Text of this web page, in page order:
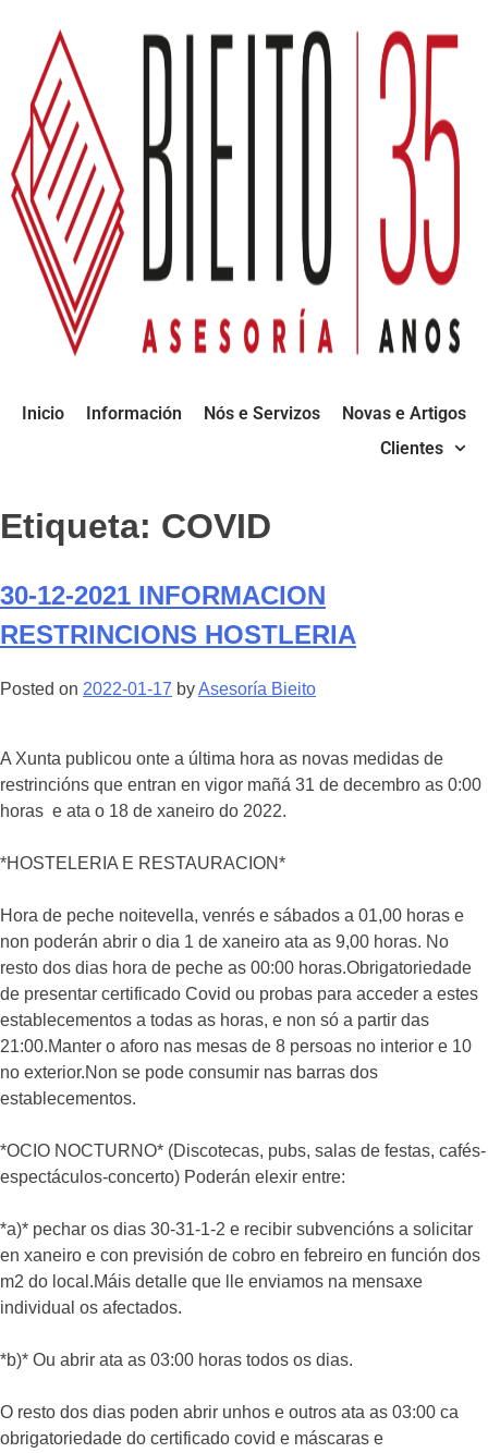
Inicio Información Nós e Servizos
Novas e Artigos
Clientes
Etiqueta: COVID
30-12-2021 INFORMACION
RESTRINCIONS HOSTLERIA
Posted on 2022-01-17 byAsesoría Bieito
A Xunta publicou onte a última hora as novas medidas de
restrincións que entran en vigor mañá 31 de decembro as 0:00
horas e ata o 18 de xaneiro do 2022.
*HOSTELERIA E RESTAURACION*
Hora de peche noitevella, venrés e sábados a 01,00 horas e
non poderán abrir o dia 1 de xaneiro ata as 9,00 horas. No
resto dos dias hora de peche as 00:00 horas.Obrigatoriedade
de presentar certificado Covid ou probas para acceder a estes
establecementos a todas as horas, e non só a partir das
21:00.Manter o aforo nas mesas de 8 persoas no interior e 10
no exterior.Non se pode consumir nas barras dos
establecementos.
*OCIO NOCTURNO* (Discotecas, pubs, salas de festas, cafés-
espectáculos-concerto) Poderán elexir entre:
*a)* pechar os dias 30-31-1-2 e recibir subvencións a solicitar
en xaneiro e con previsión de cobro en febreiro en función dos
m2 do local.Máis detalle que lle enviamos na mensaxe
individual os afectados.
*b)* Ou abrir ata as 03:00 horas todos os dias.
O resto dos dias poden abrir unhos e outros ata as 03:00 ca
obrigatoriedade do certificado covid e máscaras e